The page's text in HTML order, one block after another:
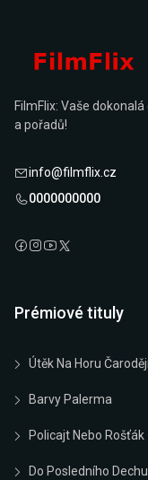
FilmFlix: Vaše
a pořadů!
info@filmflix.cz
0000000000
Prémiové tituly
Útěk Na Horu
Barvy Palerma
Policajt Nebo Rošťák
Do Posledního Dechu